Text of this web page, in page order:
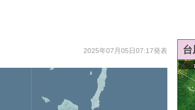
2025年07月05日07:17発表